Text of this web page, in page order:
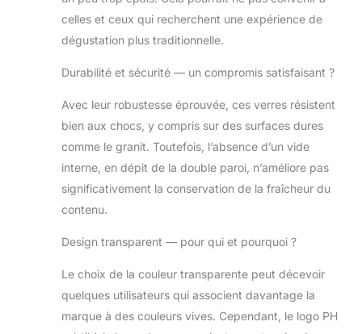
martinis, mocktails,
liqueurs, margaritas et
celles et ceux qui recherchent une expérience de
dégustation plus traditionnelle.
Durabilité et sécurité — un compromis satisfaisant ?
Avec leur robustesse éprouvée, ces verres résistent
bien aux chocs, y compris sur des surfaces dures
comme le granit. Toutefois, l’absence d’un vide
interne, en dépit de la double paroi, n’améliore pas
significativement la conservation de la fraîcheur du
contenu.
Design transparent — pour qui et pourquoi ?
Le choix de la couleur transparente peut décevoir
quelques utilisateurs qui associent davantage la
marque à des couleurs vives. Cependant, le logo PH